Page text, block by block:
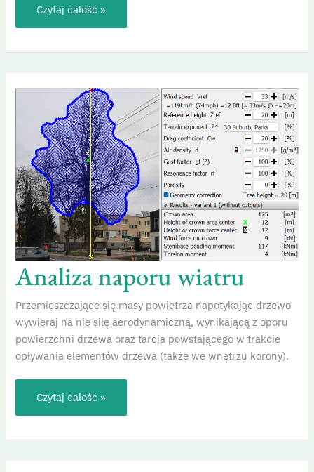
Czytaj całość »
Analiza naporu wiatru
Przemieszczające się masy powietrza napotykając drzewo
wywieraj na nie siłę aerodynamiczną, wynikającą z oporu
powierzchni drzewa oraz tarcia powstającego w trakcie
opływania elementów drzewa (także we wnętrzu korony).
Analiza
naporu
wiatru
Czytaj całość »